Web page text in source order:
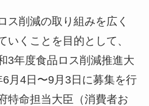
削減の取り組みを広く
いくことを目的として、
3年度食品ロス削減推進大
月4日〜9月3日に募集を行
特命担当大臣（消費者お